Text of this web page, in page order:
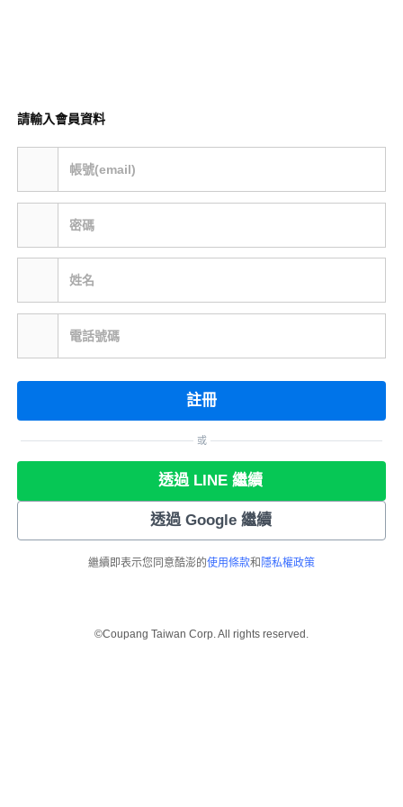
請輸入會員資料
帳號(email)
密碼
姓名
電話號碼
註冊
或
透過 LINE 繼續
透過 Google 繼續
繼續即表示您同意酷澎的使用條款和 隱私權政策
©Coupang Taiwan Corp. All rights reserved.